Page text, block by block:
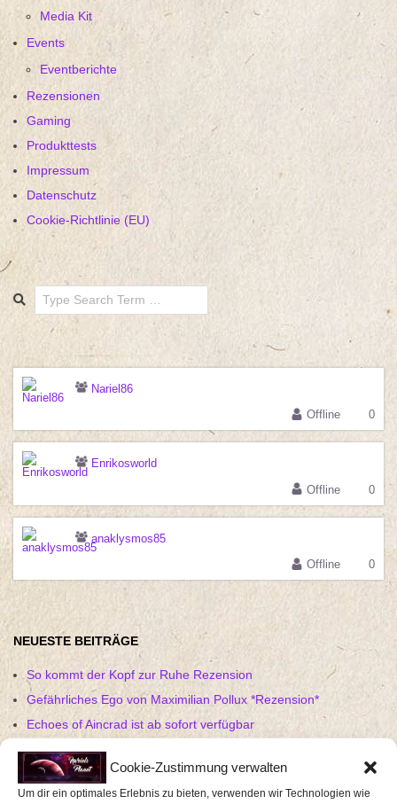
Cookie-Zustimmung verwalten
Um dir ein optimales Erlebnis zu bieten, verwenden wir Technologien wie
Media Kit
Events
Eventberichte
Rezensionen
Gaming
Produkttests
Impressum
Datenschutz
Cookie-Richtlinie (EU)
Search
Nariel86
Offline
0
Enrikosworld
Offline
0
anaklysmos85
Offline
0
NEUESTE BEITRÄGE
So kommt der Kopf zur Ruhe Rezension
Gefährliches Ego von Maximilian Pollux *Rezension*
Echoes of Aincrad ist ab sofort verfügbar
Ich bin nicht eure Feelgood-Managerin – Laura Fröhlich –
Rezension
Gothic 1 Remake Pre-Order startet